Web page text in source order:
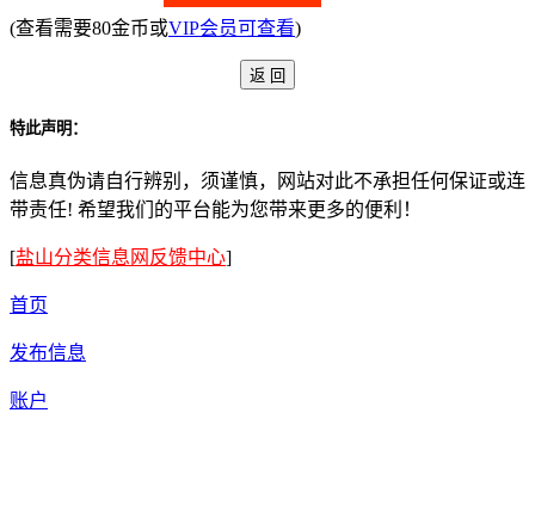
(查看需要80金币或VIP会员可查看)
特此声明：
信息真伪请自行辨别，须谨慎，网站对此不承担任何保证或连
带责任! 希望我们的平台能为您带来更多的便利！
[盐山分类信息网反馈中心]
首页
发布信息
账户